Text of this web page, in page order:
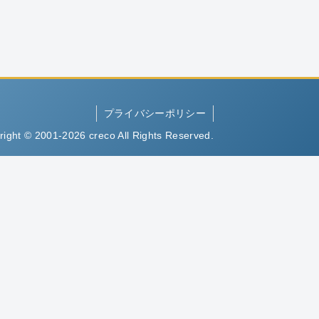
プライバシーポリシー
© 2001-2026 creco All Rights Reserved.